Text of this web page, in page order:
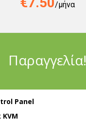
/μήνα
Παραγγελία!
Panel